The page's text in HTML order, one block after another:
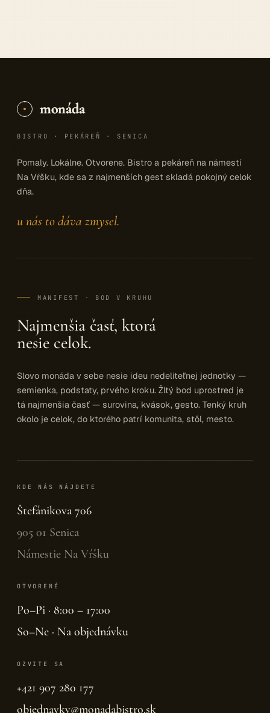
monáda
BISTRO · PEKÁREŇ · SENICA
Pomaly. Lokálne. Otvorene. Bistro a pekáreň na námestí
Na Vŕšku, kde sa z najmenších gest skladá pokojný celok
dňa.
u nás to dáva zmysel.
MANIFEST · BOD V KRUHU
Najmenšia časť, ktorá
nesie celok.
Slovo monáda v sebe nesie ideu nedeliteľnej jednotky —
semienka, podstaty, prvého kroku. Žltý bod uprostred je
tá najmenšia časť — surovina, kvások, gesto. Tenký kruh
okolo je celok, do ktorého patrí komunita, stôl, mesto.
KDE NÁS NÁJDETE
Štefánikova 706
905 01 Senica
Námestie Na Vŕšku
OTVORENÉ
Po–Pi · 8:00 – 17:00
So–Ne · Na objednávku
OZVITE SA
+421 907 280 177
objednavky@monadabistro.sk